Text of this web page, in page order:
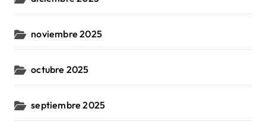
noviembre 2025
octubre 2025
septiembre 2025